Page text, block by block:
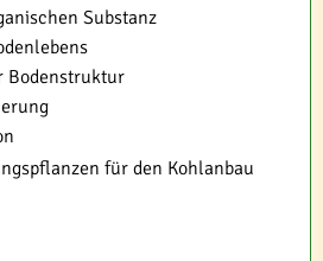
Substanz
Bodenstruktur
für den Kohlanbau